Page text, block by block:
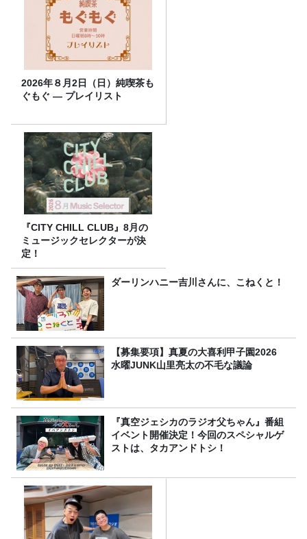
2026年８月2日（日）純喫茶も
ぐもぐ ― プレイリスト
『CITY CHILL CLUB』8月の
ミュージックセレクターが決
定！
ダーリンハニー吉川さんに、こねくと！
【募集要項】真夏の大喜利甲子園2026
水曜JUNK山里亮太の不毛な議論
『真空ジェシカのラジオ父ちゃん』番組
イベント開催決定！今回のスペシャルゲ
ストは、タカアンドトシ！